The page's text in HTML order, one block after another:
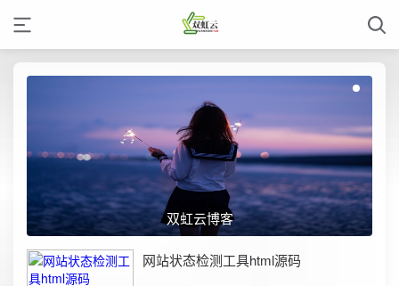
双虹云博客
网站状态检测工具html源码